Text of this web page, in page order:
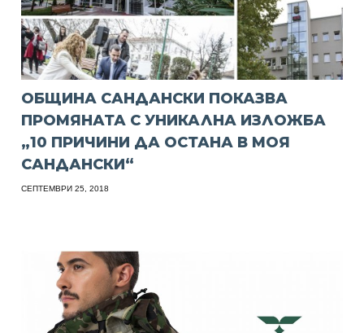
ОБЩИНА САНДАНСКИ ПОКАЗВА
ПРОМЯНАТА С УНИКАЛНА ИЗЛОЖБА
„10 ПРИЧИНИ ДА ОСТАНА В МОЯ
САНДАНСКИ“
СЕПТЕМВРИ 25, 2018